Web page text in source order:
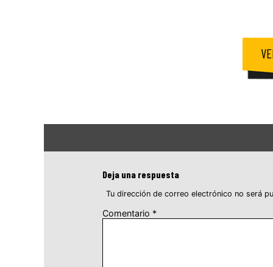
Deja una respuesta
Tu dirección de correo electrónico no será
Comentario *